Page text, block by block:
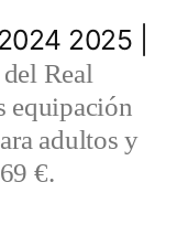
2025 |
Real
equipación
adultos y
€.